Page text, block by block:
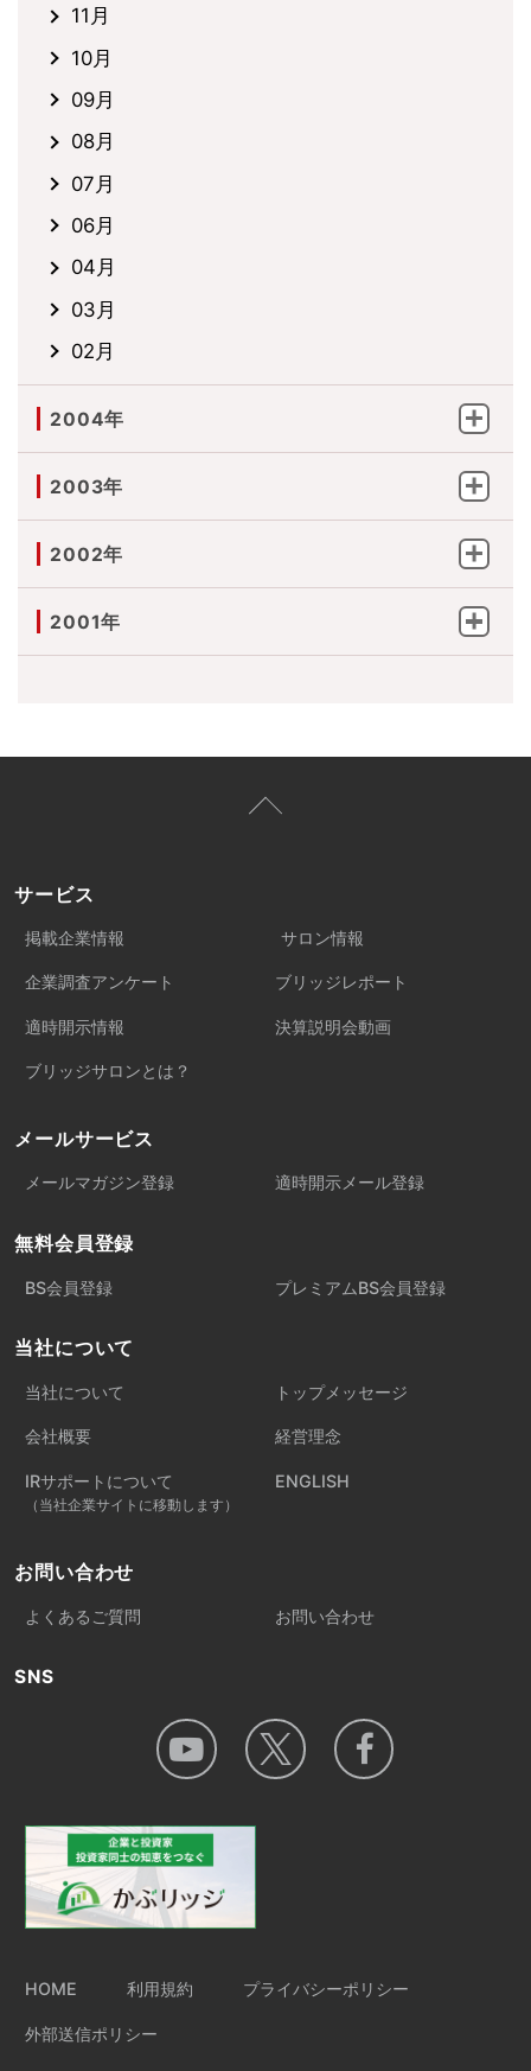
11月
10月
09月
08月
07月
06月
04月
03月
02月
2004年
2003年
2002年
2001年
サービス
掲載企業情報 サロン情報
企業調査アンケート ブリッジレポート
適時開示情報 決算説明会動画
ブリッジサロンとは？
メールサービス
メールマガジン登録 適時開示メール登録
無料会員登録
BS会員登録 プレミアムBS会員登録
当社について
当社について トップメッセージ
会社概要 経営理念
IRサポートについて
（当社企業サイトに移動します）
ENGLISH
お問い合わせ
よくあるご質問 お問い合わせ
SNS
HOME 利用規約 プライバシーポリシー
外部送信ポリシー